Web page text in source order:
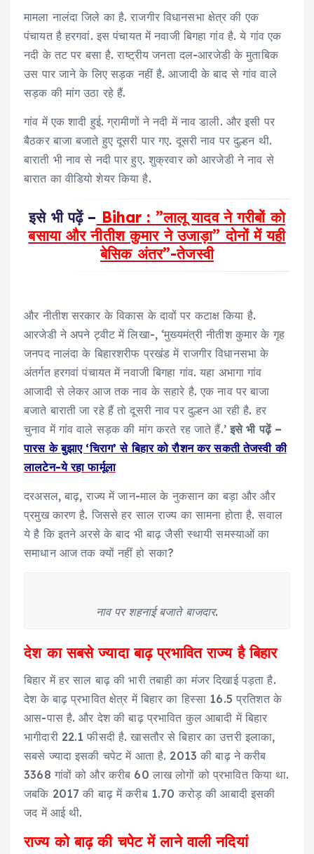
मामला नालंदा जिले का है. राजगीर विधानसभा क्षेत्र की एक
पंचायत है हरगवां. इस पंचायत में नवाजी बिगहा गांव है. ये गांव एक
नदी के तट पर बसा है. राष्ट्रीय जनता दल-आरजेडी के मुताबिक
उस पार जाने के लिए सड़क नहीं है. आजादी के बाद से गांव वाले
सड़क की मांग उठा रहे हैं.
गांव में एक शादी हुई. ग्रामीणों ने नदी में नाव डाली. और इसी पर
बैठकर बाजा बजाते हुए दूसरी पार गए. दूसरी नाव पर दुल्हन थी.
बाराती भी नाव से नदी पार हुए. शुक्रवार को आरजेडी ने नाव से
बारात का वीडियो शेयर किया है.
इसे भी पढ़ें – Bihar : ”लालू यादव ने गरीबों को
बसाया और नीतीश कुमार ने उजाड़ा” दोनों में यही
बेसिक अंतर”-तेजस्वी
और नीतीश सरकार के विकास के दावों पर कटाक्ष किया है.
आरजेडी ने अपने ट्वीट में लिखा-, ‘मुख्यमंत्री नीतीश कुमार के गृह
जनपद नालंदा के बिहारशरीफ प्रखंड में राजगीर विधानसभा के
अंतर्गत हरगवां पंचायत में नवाजी बिगहा गांव. यहा अभागा गांव
आजादी से लेकर आज तक नाव के सहारे है. एक नाव पर बाजा
बजाते बाराती जा रहे हैं तो दूसरी नाव पर दुल्हन आ रही है. हर
चुनाव में गांव वाले सड़क की मांग करते रह जाते हैं.’इसे भी पढ़ें –
पारस के बुझाए ‘चिराग’ से बिहार को रौशन कर सकती तेजस्वी की
लालटेन-ये रहा फार्मूला
दरअसल, बाढ़, राज्य में जान-माल के नुकसान का बड़ा और और
प्रमुख कारण है. जिससे हर साल राज्य का सामना होता है. सवाल
ये है कि इतने अरसे के बाद भी बाढ़ जैसी स्थायी समस्याओं का
समाधान आज तक क्यों नहीं हो सका?
नाव पर शहनाई बजाते बाजदार.
देश का सबसे ज्यादा बाढ़ प्रभावित राज्य है बिहार
बिहार में हर साल बाढ़ की भारी तबाही का मंजर दिखाई पड़ता है.
देश के बाढ़ प्रभावित क्षेत्र में बिहार का हिस्सा 16.5 प्रतिशत के
आस-पास है. और देश की बाढ़ प्रभावित कुल आबादी में बिहार
भागीदारी 22.1 फीसदी है. खासतौर से बिहार का उत्तरी इलाका,
सबसे ज्यादा इसकी चपेट में आता है. 2013 की बाढ़ ने करीब
3368 गांवों को और करीब 60 लाख लोगों को प्रभावित किया था.
जबकि 2017 की बाढ़ में करीब 1.70 करोड़ की आबादी इसकी
जद में आई थी.
राज्य को बाढ़ की चपेट में लाने वाली नदियां